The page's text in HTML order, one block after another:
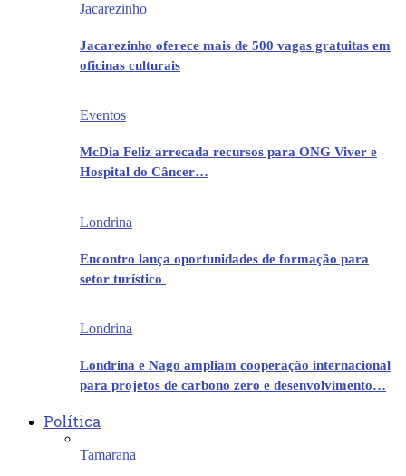
Jacarezinho
Jacarezinho oferece mais de 500 vagas gratuitas em
oficinas culturais
Eventos
McDia Feliz arrecada recursos para ONG Viver e
Hospital do Câncer…
Londrina
Encontro lança oportunidades de formação para
setor turístico
Londrina
Londrina e Nago ampliam cooperação internacional
para projetos de carbono zero e desenvolvimento…
Política
Tamarana